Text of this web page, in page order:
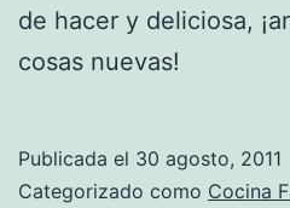
de hacer y deliciosa,
cosas nuevas!
Publicada el 30 agosto, 2011
Categorizado como Cocina